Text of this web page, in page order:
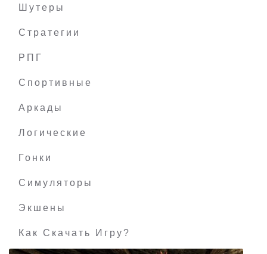
Шутеры
Стратегии
РПГ
Спортивные
Аркады
Логические
Гонки
Симуляторы
Экшены
Как Скачать Игру?